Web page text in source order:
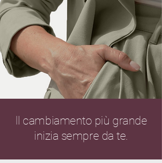
Il cambiamento più grande
inizia sempre da te.